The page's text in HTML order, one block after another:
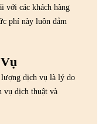
với các khách hàng
phí này luôn đảm
lượng dịch vụ là lý do
vụ dịch thuật và